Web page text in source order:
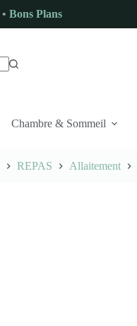
• Bons Plans
Chambre & Sommeil
REPAS Allaitement